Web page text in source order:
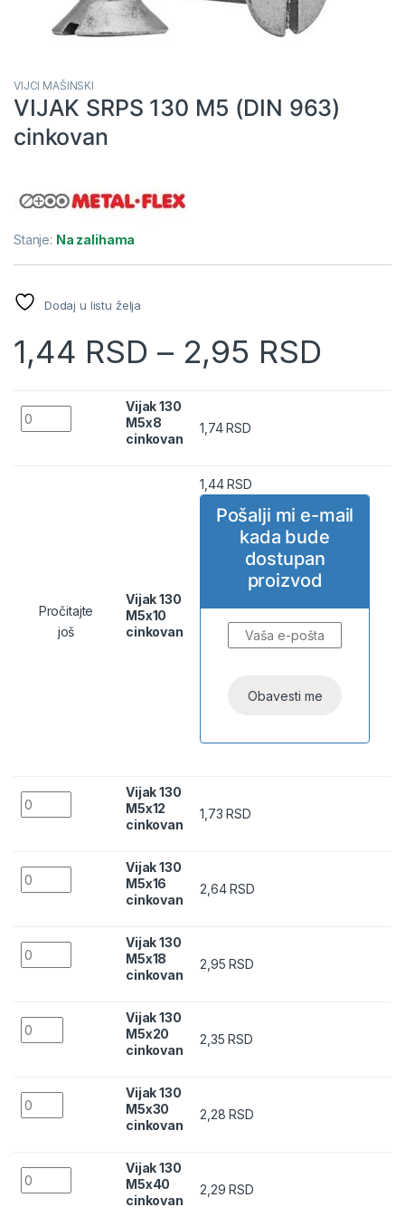
VIJCI MAŠINSKI
VIJAK SRPS 130 M5 (DIN 963)
cinkovan
Stanje: Na zalihama
Dodaj u listu želja
1,44 RSD – 2,95 RSD
Vijak 130 M5x8 cinkovan quantity
Vijak 130
M5x8
cinkovan
1,74RSD
Pročitajte
još
Vijak 130
M5x10
cinkovan
1,44RSD
Pošalji mi e-mail
kada bude
dostupan
proizvod
Vijak 130 M5x12 cinkovan quantity
Vijak 130
M5x12
cinkovan
1,73RSD
Vijak 130 M5x16 cinkovan quantity
Vijak 130
M5x16
cinkovan
2,64RSD
Vijak 130 M5x18 cinkovan quantity
Vijak 130
M5x18
cinkovan
2,95RSD
Vijak 130 M5x20 cinkovan quantity
Vijak 130
M5x20
cinkovan
2,35RSD
Vijak 130 M5x30 cinkovan quantity
Vijak 130
M5x30
cinkovan
2,28RSD
Vijak 130 M5x40 cinkovan quantity
Vijak 130
M5x40
cinkovan
2,29RSD